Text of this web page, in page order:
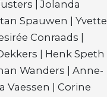
| Jolanda
Spauwen | Yvette
Conraads |
| Henk Speth
Wanders | Anne-
Vaessen | Corine